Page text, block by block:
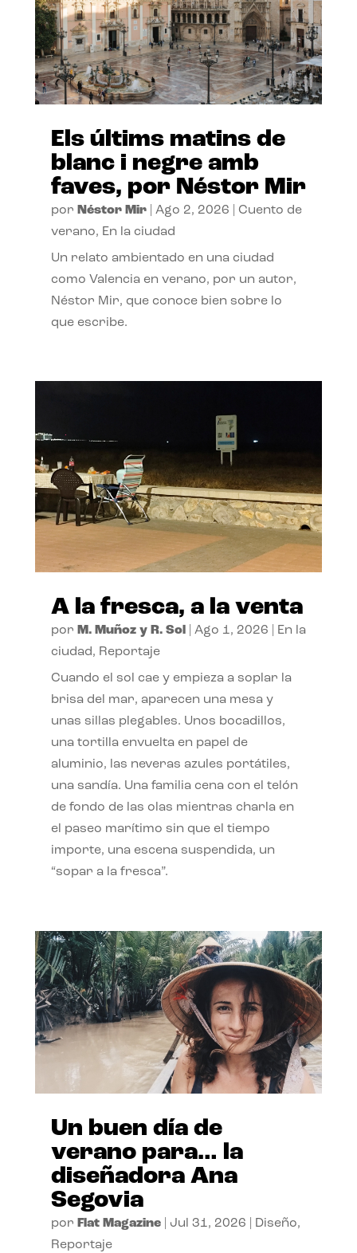
Els últims matins de
blanc i negre amb
faves, por Néstor Mir
por Néstor Mir| Ago 2, 2026
Cuento de
verano, En la ciudad
Un relato ambientado en una ciudad
como Valencia en verano, por un autor,
Néstor Mir, que conoce bien sobre lo
que escribe.
A la fresca, a la venta
por M. Muñoz y R. Sol| Ago 1, 2026
En la
ciudad, Reportaje
Cuando el sol cae y empieza a soplar la
brisa del mar, aparecen una mesa y
unas sillas plegables. Unos bocadillos,
una tortilla envuelta en papel de
aluminio, las neveras azules portátiles,
una sandía. Una familia cena con el telón
de fondo de las olas mientras charla en
el paseo marítimo sin que el tiempo
importe, una escena suspendida, un
“sopar a la fresca”.
Un buen día de
verano para… la
diseñadora Ana
Segovia
por Flat Magazine| Jul 31, 2026 Diseño,
Reportaje